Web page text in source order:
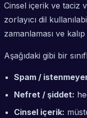
Cinsel içerik ve taciz
zorlayıcı dil
zamanlaması ve
Aşağıdaki gibi bir
Spam /
Nefret / şiddet:
Cinsel içerik: